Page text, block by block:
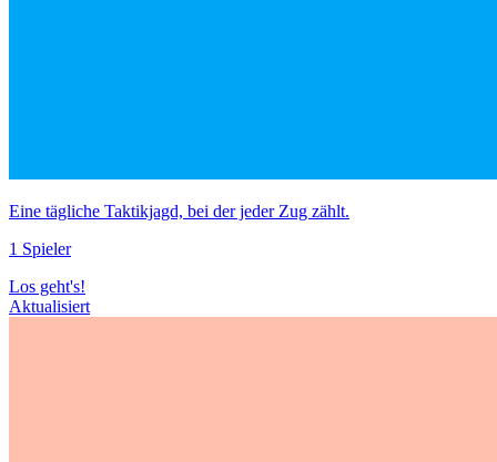
Eine tägliche Taktikjagd, bei der jeder Zug zählt.
1 Spieler
Los geht's!
Aktualisiert